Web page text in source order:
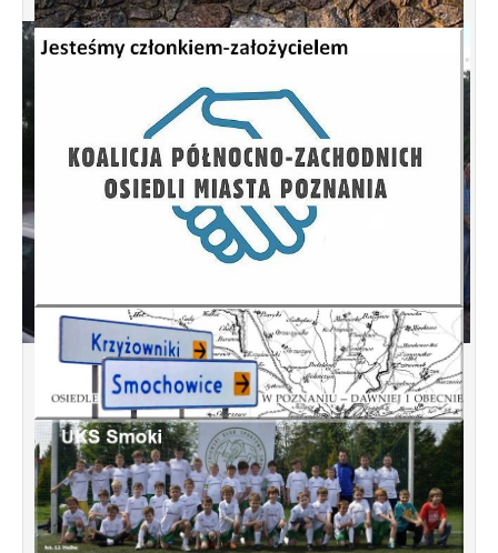
Nowe centrum Smochowic - koncepcja
przebudowy